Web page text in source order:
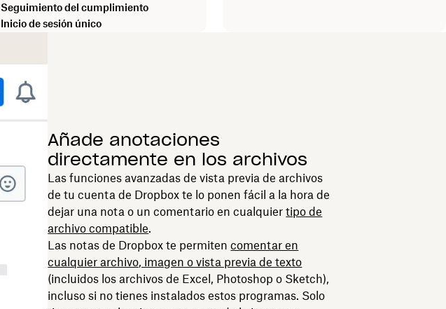
Seguimiento del cumplimiento
Inicio de sesión único
Añade anotaciones
directamente en los archivos
Las funciones avanzadas de vista previa de archivos
de tu cuenta de Dropbox te lo ponen fácil a la hora de
dejar una nota o un comentario en cualquiertipo de
archivo compatible.
Las notas de Dropbox te permitencomentar en
cualquier archivo, imagen o vista previa de texto
(incluidos los archivos de Excel, Photoshop o Sketch),
incluso si no tienes instalados estos programas. Solo